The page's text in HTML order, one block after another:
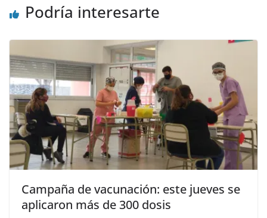
Podría interesarte
Campaña de vacunación: este jueves se
aplicaron más de 300 dosis